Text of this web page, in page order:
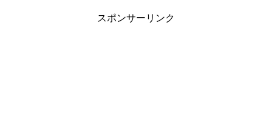
スポンサーリンク